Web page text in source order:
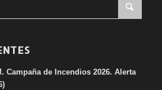
Campaña de Incendios 2026. Alerta